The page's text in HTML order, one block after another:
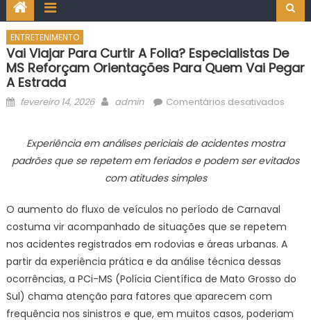
ENTRETENIMENTO
Vai Viajar Para Curtir A Folia? Especialistas De
MS Reforçam Orientações Para Quem Vai Pegar
A Estrada
Posted
fevereiro 14, 2026 Author
admin Comentários desativadosem
para
curtir
de
MS
quem
Experiência em análises periciais de acidentes mostra
padrões que se repetem em feriados e podem ser evitados
com atitudes simples
O aumento do fluxo de veículos no período de Carnaval
costuma vir acompanhado de situações que se repetem
nos acidentes registrados em rodovias e áreas urbanas. A
partir da experiência prática e da análise técnica dessas
ocorrências, a PCi-MS (Polícia Científica de Mato Grosso do
Sul) chama atenção para fatores que aparecem com
frequência nos sinistros e que, em muitos casos, poderiam